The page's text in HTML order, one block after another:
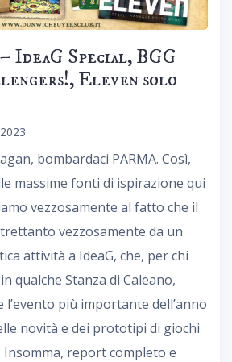
IdeaG Special, BGG
Eleven solo
bombardaci PARMA. Così,
massime fonti di ispirazione qui
vezzosamente al fatto che il
vezzosamente da un
attività a IdeaG, che, per chi
qualche Stanza di Caleano,
l’evento più importante dell’anno
novità e dei prototipi di giochi
report completo e